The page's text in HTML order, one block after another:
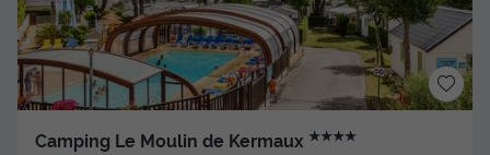
Camping Le Moulin de Kermaux ★★★★